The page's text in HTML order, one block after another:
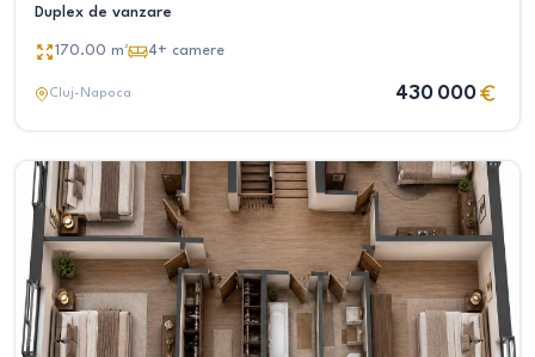
Duplex de vanzare
170.00 m² 4+ camere
Cluj-Napoca 430 000